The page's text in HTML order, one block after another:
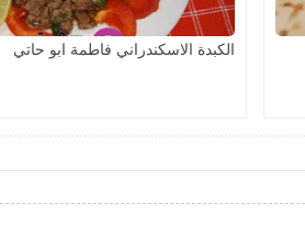
الكبدة الاسكندراني فاطمة ابو حاتي